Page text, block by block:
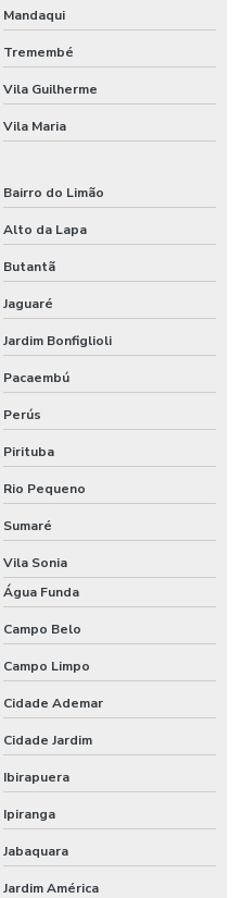
integração cftv
de segurança
de acesso
preço
iluminação led
urbano
Mandaqui
Tremembé
Vila Guilherme
Vila Maria
Bairro do Limão
Alto da Lapa
Butantã
Jaguaré
Jardim Bonfiglioli
Pacaembú
Perús
Pirituba
Rio Pequeno
Sumaré
Vila Sonia
Água Funda
Campo Belo
Campo Limpo
Cidade Ademar
Cidade Jardim
Ibirapuera
Ipiranga
Jabaquara
Jardim América